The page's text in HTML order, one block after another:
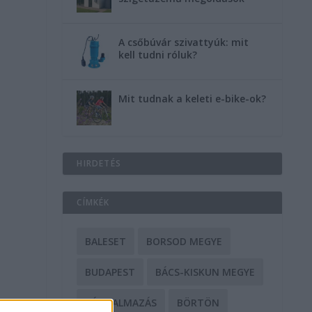
A csőbúvár szivattyúk: mit
kell tudni róluk?
Mit tudnak a keleti e-bike-ok?
HIRDETÉS
CÍMKÉK
BALESET BORSOD MEGYE
BUDAPEST BÁCS-KISKUN MEGYE
BÁNTALMAZÁS BÖRTÖN